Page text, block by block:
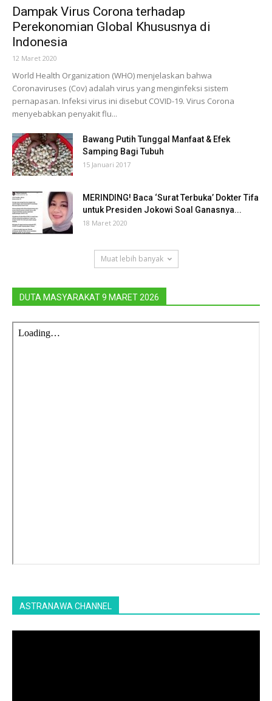
Dampak Virus Corona terhadap
Perekonomian Global Khususnya di
Indonesia
12 Maret 2020
World Health Organization (WHO) menjelaskan bahwa
Coronaviruses (Cov) adalah virus yang menginfeksi sistem
pernapasan. Infeksi virus ini disebut COVID-19. Virus Corona
menyebabkan penyakit flu...
Bawang Putih Tunggal Manfaat & Efek
Samping Bagi Tubuh
15 Januari 2017
MERINDING! Baca ‘Surat Terbuka’ Dokter Tifa
untuk Presiden Jokowi Soal Ganasnya...
18 Maret 2020
Muat lebih banyak
DUTA MASYARAKAT 9 MARET 2026
ASTRANAWA CHANNEL